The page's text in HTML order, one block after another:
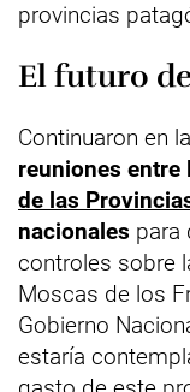
provincias
El futuro
Continuaron en
reuniones
de las
nacionales para
controles sobre
Moscas de los
Gobierno
estaría